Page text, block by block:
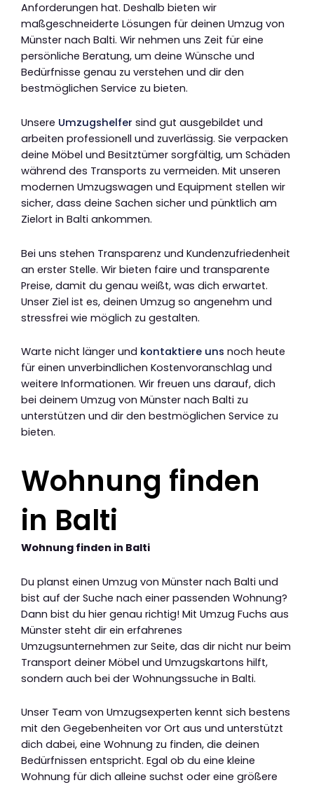
Anforderungen hat. Deshalb bieten wir
maßgeschneiderte Lösungen für deinen Umzug von
Münster nach Balti. Wir nehmen uns Zeit für eine
persönliche Beratung, um deine Wünsche und
Bedürfnisse genau zu verstehen und dir den
bestmöglichen Service zu bieten.
Unsere Umzugshelfer sind gut ausgebildet und
arbeiten professionell und zuverlässig. Sie verpacken
deine Möbel und Besitztümer sorgfältig, um Schäden
während des Transports zu vermeiden. Mit unseren
modernen Umzugswagen und Equipment stellen wir
sicher, dass deine Sachen sicher und pünktlich am
Zielort in Balti ankommen.
Bei uns stehen Transparenz und Kundenzufriedenheit
an erster Stelle. Wir bieten faire und transparente
Preise, damit du genau weißt, was dich erwartet.
Unser Ziel ist es, deinen Umzug so angenehm und
stressfrei wie möglich zu gestalten.
Warte nicht länger und kontaktiere uns noch heute
für einen unverbindlichen Kostenvoranschlag und
weitere Informationen. Wir freuen uns darauf, dich
bei deinem Umzug von Münster nach Balti zu
unterstützen und dir den bestmöglichen Service zu
bieten.
Wohnung finden
in Balti
Wohnung finden in Balti
Du planst einen Umzug von Münster nach Balti und
bist auf der Suche nach einer passenden Wohnung?
Dann bist du hier genau richtig! Mit Umzug Fuchs aus
Münster steht dir ein erfahrenes
Umzugsunternehmen zur Seite, das dir nicht nur beim
Transport deiner Möbel und Umzugskartons hilft,
sondern auch bei der Wohnungssuche in Balti.
Unser Team von Umzugsexperten kennt sich bestens
mit den Gegebenheiten vor Ort aus und unterstützt
dich dabei, eine Wohnung zu finden, die deinen
Bedürfnissen entspricht. Egal ob du eine kleine
Wohnung für dich alleine suchst oder eine größere